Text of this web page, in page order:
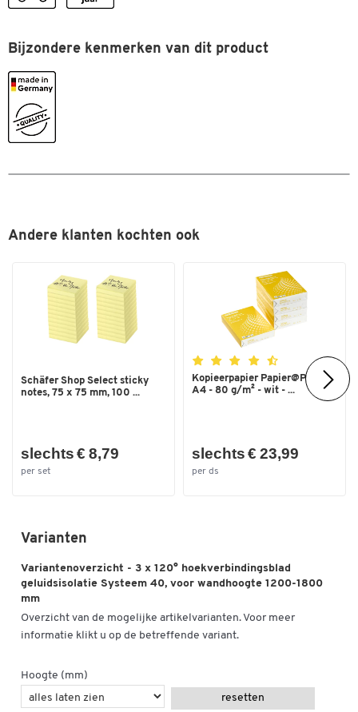
Bijzondere kenmerken van dit product
Andere klanten kochten ook
Schäfer Shop Select sticky
notes, 75 x 75 mm, 100 ...
slechts € 8,79
per set
Kopieerpapier Papier@Print -
A4 - 80 g/m² - wit - ...
slechts € 23,99
per ds
Varianten
Variantenoverzicht - 3 x 120° hoekverbindingsblad
geluidsisolatie Systeem 40, voor wandhoogte 1200-1800
mm
Overzicht van de mogelijke artikelvarianten. Voor meer
informatie klikt u op de betreffende variant.
Hoogte (mm)
resetten